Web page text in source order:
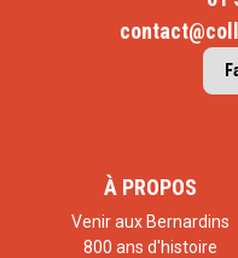
À PROPOS
Venir aux Bernardins
800 ans d'histoire